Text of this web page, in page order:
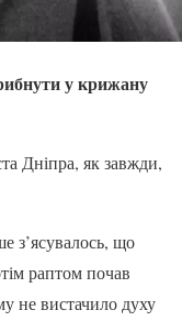
у крижану
Дніпра, як завжди,
з’ясувалось, що
раптом почав
не вистачило духу